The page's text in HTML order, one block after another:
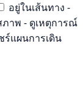
อยู่ในเส้นทาง -
าพ - ดูเหตุการณ์
แผนการเดิน